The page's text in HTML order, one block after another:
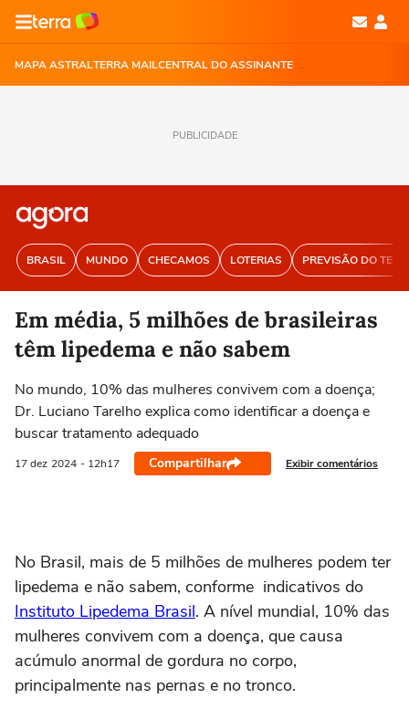
MAPA ASTRALTERRA MAILCENTRAL DO ASSINANTE
PUBLICIDADE
BRASIL MUNDO CHECAMOS LOTERIAS PREVISÃO DO
Em média, 5 milhões de brasileiras
têm lipedema e não sabem
No mundo, 10% das mulheres convivem com a doença;
Dr. Luciano Tarelho explica como identificar a doença e
buscar tratamento adequado
17 dez 2024 - 12h17 Compartilhar Exibir comentários
No Brasil, mais de 5 milhões de mulheres podem ter
lipedema e não sabem, conforme indicativos do
Instituto Lipedema Brasil. A nível mundial, 10% das
mulheres convivem com a doença, que causa
acúmulo anormal de gordura no corpo,
principalmente nas pernas e no tronco.